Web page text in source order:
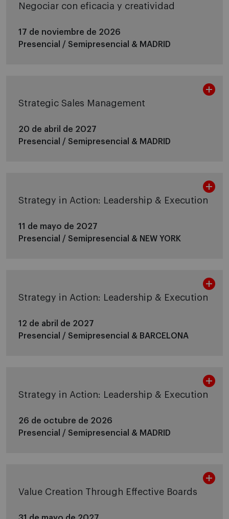
Negociar con eficacia y creatividad
17 de noviembre de 2026
Presencial / Semipresencial & MADRID
Strategic Sales Management
20 de abril de 2027
Presencial / Semipresencial & MADRID
Strategy in Action: Leadership & Execution
11 de mayo de 2027
Presencial / Semipresencial & NEW YORK
Strategy in Action: Leadership & Execution
12 de abril de 2027
Presencial / Semipresencial & BARCELONA
Strategy in Action: Leadership & Execution
26 de octubre de 2026
Presencial / Semipresencial & MADRID
Value Creation Through Effective Boards